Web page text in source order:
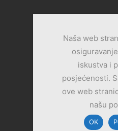
Naša web
iskustva i
posjećenosti.
ove web
našu
OK